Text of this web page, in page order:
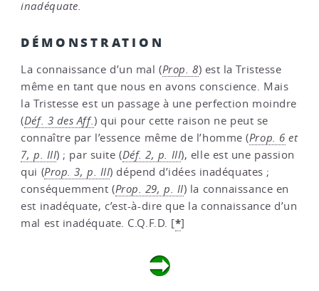
inadéquate.
DÉMONSTRATION
La connaissance d’un mal (Prop. 8) est la Tristesse
même en tant que nous en avons conscience. Mais
la Tristesse est un passage à une perfection moindre
(Déf. 3 des Aff.) qui pour cette raison ne peut se
connaître par l’essence même de l’homme (Prop. 6 et
7, p. III) ; par suite (Déf. 2, p. III), elle est une passion
qui (Prop. 3, p. III) dépend d’idées inadéquates ;
conséquemment (Prop. 29, p. II) la connaissance en
est inadéquate, c’est-à-dire que la connaissance d’un
mal est inadéquate. C.Q.F.D. [*]